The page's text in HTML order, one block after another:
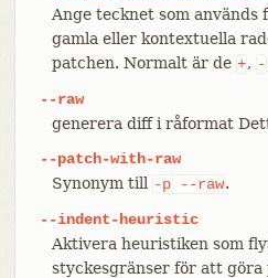
Ange tecknet som används
gamla eller kontextuella
patchen. Normalt är de +, -
--raw
generera diff i råformat
--patch-with-raw
Synonym till -p --raw.
--indent-heuristic
Aktivera heuristiken som
styckesgränser för att